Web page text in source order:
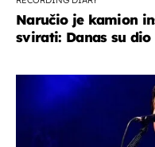
Naručio je kamion
svirati: Danas su